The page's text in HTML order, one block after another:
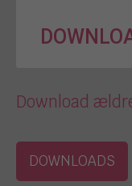
Download
DOWNLOADS